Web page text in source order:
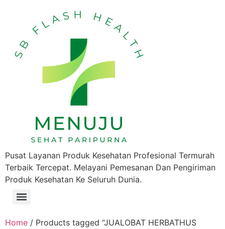
Pusat Layanan Produk Kesehatan Profesional Termurah
Terbaik Tercepat. Melayani Pemesanan Dan Pengiriman
Produk Kesehatan Ke Seluruh Dunia.
Home / Products tagged “JUALOBAT HERBATHUS